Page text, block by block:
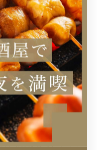
女子会 飲み放題
おしゃれ 接待
記念日 日本酒
寄れるような居酒屋を
。遠赤外線でふっく
理をはじめ、ワイン